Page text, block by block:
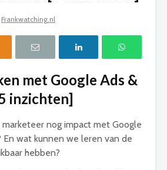
Frankwatching.nl
met Google Ads &
inzichten]
marketeer nog impact met Google
En wat kunnen we leren van de
hebben?